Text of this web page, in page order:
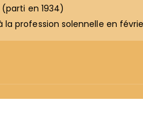
(parti en 1934)
la profession solennelle en